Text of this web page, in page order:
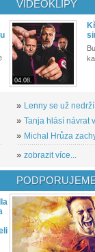
VIDEOKLIPY
04.08.
» Lenny se už
» Tanja hlásí návrat
» Michal Hrůza
» zobrazit více...